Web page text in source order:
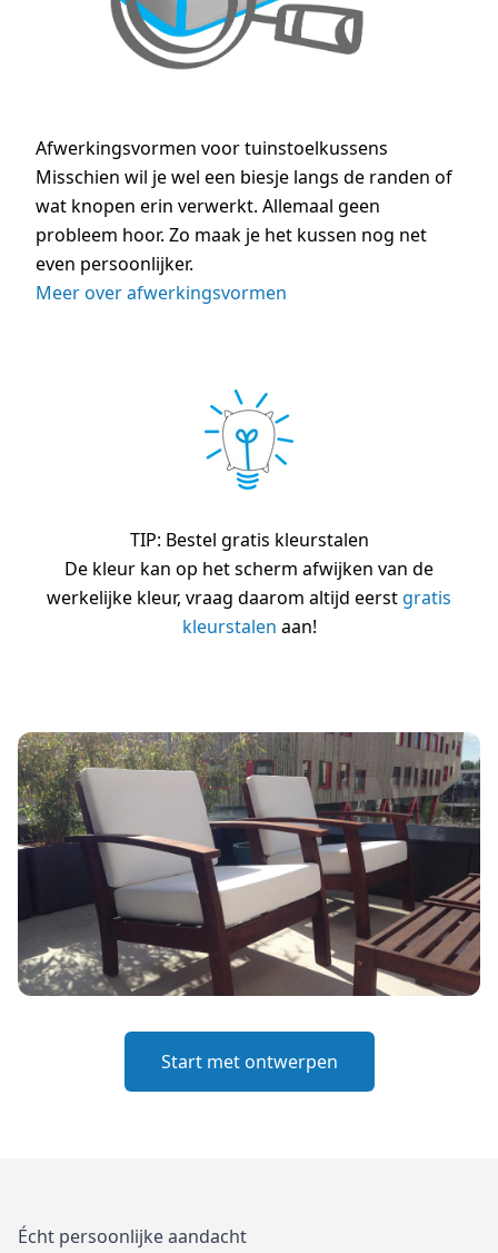
Afwerkingsvormen voor tuinstoelkussens
Misschien wil je wel een biesje langs de randen of
wat knopen erin verwerkt. Allemaal geen
probleem hoor. Zo maak je het kussen nog net
even persoonlijker.
Meer over afwerkingsvormen
TIP: Bestel gratis kleurstalen
De kleur kan op het scherm afwijken van de
werkelijke kleur, vraag daarom altijd eerst gratis
kleurstalen aan!
Start met ontwerpen
Écht persoonlijke aandacht